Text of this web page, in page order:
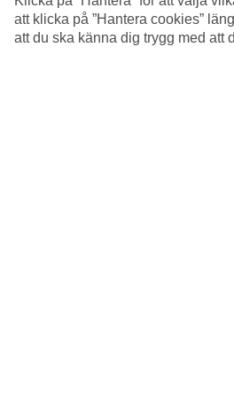
att klicka på ”Hantera cookies”
att du ska känna dig trygg med att